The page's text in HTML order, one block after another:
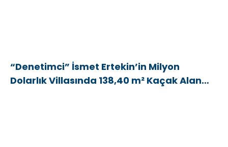
“Denetimci” İsmet Ertekin’in Milyon
Dolarlık Villasında 138,40 m² Kaçak Alan